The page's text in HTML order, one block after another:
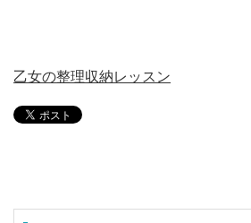
乙女の整理収納レッスン